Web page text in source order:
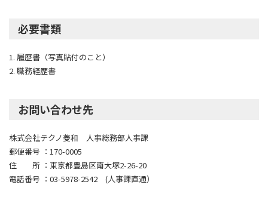
必要書類
1. 履歴書（写真貼付のこと）
2. 職務経歴書
お問い合わせ先
株式会社テクノ菱和 人事総務部人事課
郵便番号 ：170-0005
住 所 ：東京都豊島区南大塚2-26-20
電話番号 ：03-5978-2542 (人事課直通）